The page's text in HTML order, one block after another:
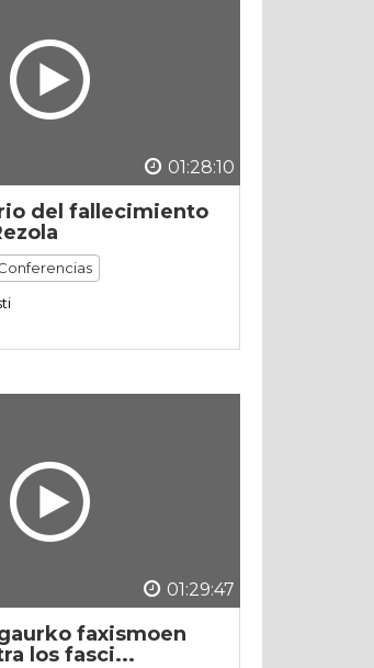
01:28:10
del fallecimiento
01:29:47
faxismoen
los fasci...